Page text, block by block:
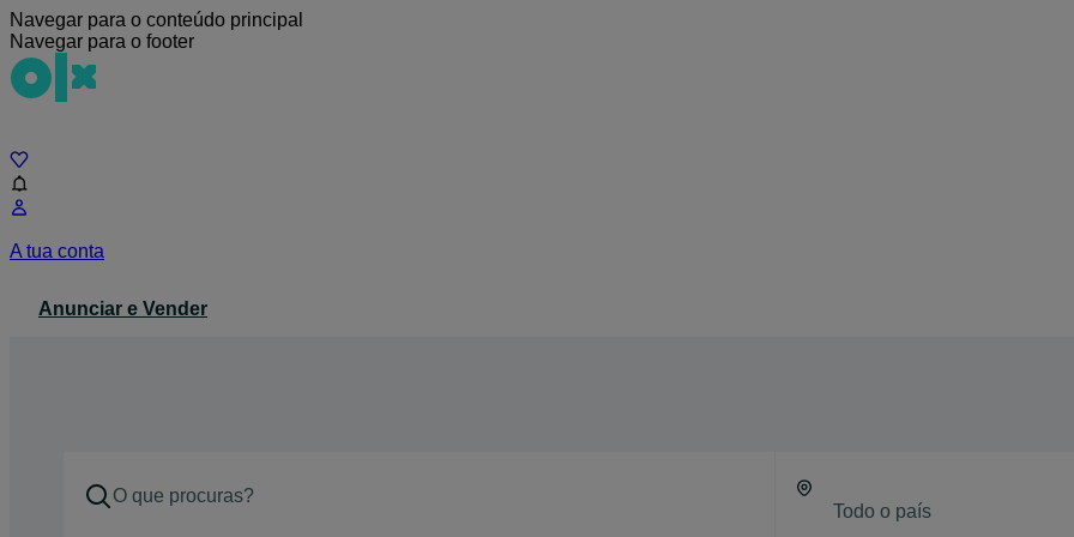
Navegar para o conteúdo principal
Navegar para o footer
A tua conta
Anunciar e Vender